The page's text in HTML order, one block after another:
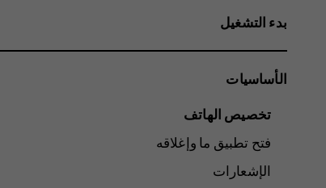
بدء التشغيل
الأساسيات
تخصيص الهاتف
فتح تطبيق ما وإغلاقه
الإشعارات